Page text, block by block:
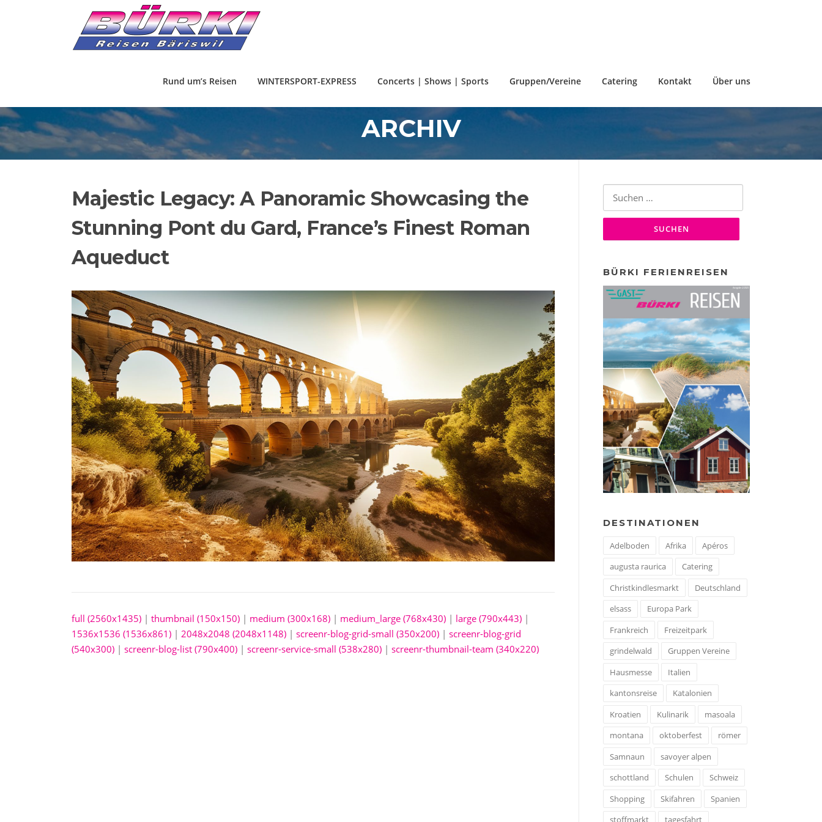
Rund um’s Reisen WINTERSPORT-EXPRESS Concerts | Shows | Sports Gruppen/Vereine Catering Kontakt Über uns
ARCHIV
Majestic Legacy: A Panoramic Showcasing the
Stunning Pont du Gard, France’s Finest Roman
Aqueduct
full (2560x1435) | thumbnail (150x150) | medium (300x168) | medium_large (768x430) | large (790x443) |
1536x1536 (1536x861) | 2048x2048 (2048x1148) | screenr-blog-grid-small (350x200) | screenr-blog-grid
(540x300) | screenr-blog-list (790x400) | screenr-service-small (538x280) | screenr-thumbnail-team (340x220)
BÜRKI FERIENREISEN
DESTINATIONEN
Adelboden Afrika
Apéros
augusta raurica
Catering
Christkindlesmarkt
Deutschland
elsass
Europa Park
Frankreich
Freizeitpark
grindelwald
Gruppen Vereine
Hausmesse
Italien
kantonsreise
Katalonien
Kroatien
Kulinarik
masoala
montana
oktoberfest
römer
Samnaun
savoyer alpen
schottland
Schulen
Schweiz
Shopping
Skifahren
Spanien
stoffmarkt
tagesfahrt